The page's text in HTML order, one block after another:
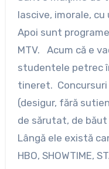
lascive, imorale,
Apoi sunt
MTV. Acum că e
studentele petrec
tineret.
(desigur, fără
de sărutat, de
Lângă ele există
HBO, SHOWTIME,